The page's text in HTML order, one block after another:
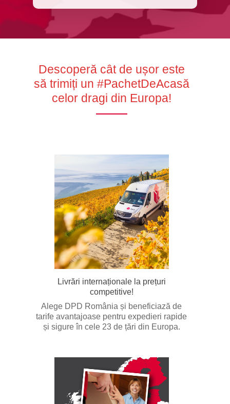
Descoperă cât de ușor este
să trimiți un #PachetDeAcasă
celor dragi din Europa!
Livrări internaționale la prețuri
competitive!
Alege DPD România și beneficiază de
tarife avantajoase pentru expedieri rapide
și sigure în cele 23 de țări din Europa.